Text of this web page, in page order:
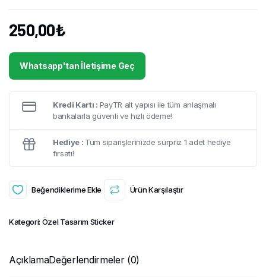
250,00₺
Whatsapp'tan İletişime Geç
Kredi Kartı : PayTR alt yapısı ile tüm anlaşmalı
bankalarla güvenli ve hızlı ödeme!
Hediye : Tüm siparişlerinizde sürpriz 1 adet hediye
fırsatı!
Beğendiklerime Ekle Ürün Karşılaştır
Kategori: Özel Tasarım Sticker
AçıklamaDeğerlendirmeler (0)